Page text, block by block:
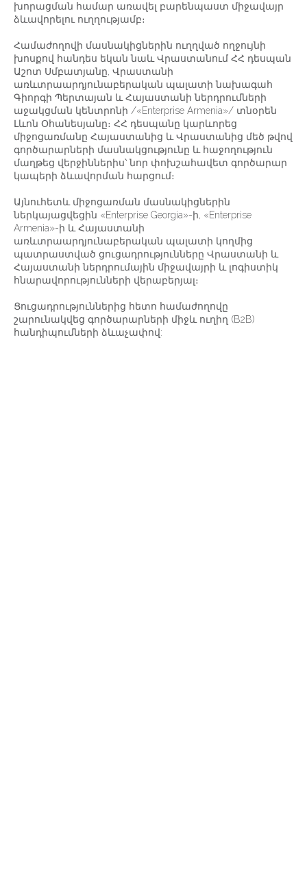
խորացման համար առավել բարենպաստ միջավայր
ձևավորելու ուղղությամբ։
Համաժողովի մասնակիցներին ուղղված ողջույնի
խոսքով հանդես եկան նաև Վրաստանում ՀՀ դեսպան
Աշոտ Սմբատյանը, Վրաստանի
առևտրաարդյունաբերական պալատի նախագահ
Գիորգի Պերտայան և Հայաստանի ներդրումների
աջակցման կենտրոնի /«Enterprise Armenia»/ տնօրեն
Լևոն Օհանեսյանը։ ՀՀ դեսպանը կարևորեց
միջոցառմանը Հայաստանից և Վրաստանից մեծ թվով
գործարարների մասնակցությունը և հաջողություն
մաղթեց վերջիններիս՝ նոր փոխշահավետ գործարար
կապերի ձևավորման հարցում։
Այնուհետև միջոցառման մասնակիցներին
ներկայացվեցին «Enterprise Georgia»-ի, «Enterprise
Armenia»-ի և Հայաստանի
առևտրաարդյունաբերական պալատի կողմից
պատրաստված ցուցադրությունները Վրաստանի և
Հայաստանի ներդրումային միջավայրի և լոգիստիկ
հնարավորությունների վերաբերյալ։
Ցուցադրություններից հետո համաժողովը
շարունակվեց գործարարների միջև ուղիղ (B2B)
հանդիպումների ձևաչափով: